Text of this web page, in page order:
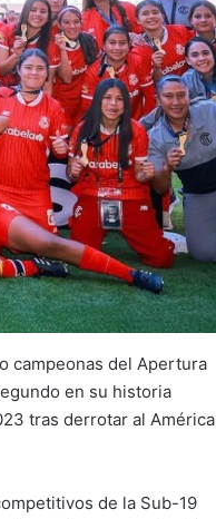
campeonas del Apertura
en su historia
tras derrotar al América
de la Sub-19